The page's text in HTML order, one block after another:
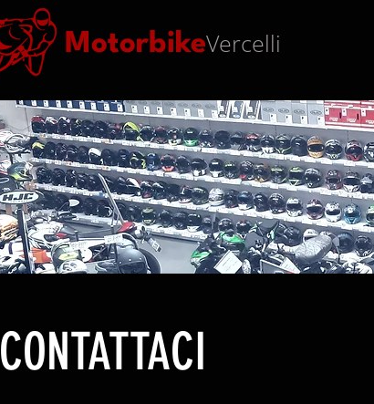
MotorbikeVercelli
CONTATTACI